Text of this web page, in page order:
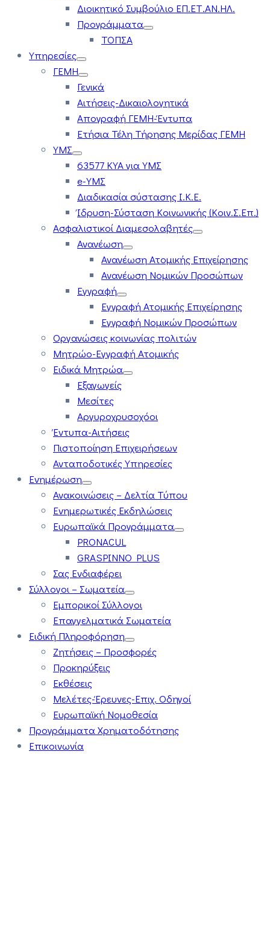
Διοικητικό Συμβούλιο ΕΠ.ΕΤ.ΑΝ.ΗΛ.
Προγράμματα
ΤΟΠΣΑ
Υπηρεσίες
ΓΕΜΗ
Γενικά
Αιτήσεις-Δικαιολογητικά
Απογραφή ΓΕΜΗ-Έντυπα
Ετήσια Τέλη Τήρησης Μερίδας ΓΕΜΗ
ΥΜΣ
63577 ΚΥΑ για ΥΜΣ
e-ΥΜΣ
Διαδικασία σύστασης Ι.Κ.Ε.
Ίδρυση-Σύσταση Κοινωνικής (Κοιν.Σ.Επ.)
Ασφαλιστικοί Διαμεσολαβητές
Ανανέωση
Ανανέωση Ατομικής Επιχείρησης
Ανανέωση Νομικών Προσώπων
Εγγραφή
Εγγραφή Ατομικής Επιχείρησης
Εγγραφή Νομικών Προσώπων
Οργανώσεις κοινωνίας πολιτών
Μητρώο-Εγγραφή Ατομικής
Ειδικά Μητρώα
Εξαγωγείς
Μεσίτες
Αργυροχρυσοχόοι
Έντυπα-Αιτήσεις
Πιστοποίηση Επιχειρήσεων
Ανταποδοτικές Υπηρεσίες
Ενημέρωση
Ανακοινώσεις – Δελτία Τύπου
Ενημερωτικές Εκδηλώσεις
Ευρωπαϊκά Προγράμματα
PRONACUL
GRASPINNO PLUS
Σας Ενδιαφέρει
Σύλλογοι – Σωματεία
Εμπορικοί Σύλλογοι
Επαγγελματικά Σωματεία
Ειδική Πληροφόρηση
Ζητήσεις – Προσφορές
Προκηρύξεις
Εκθέσεις
Μελέτες-Έρευνες-Επιχ. Οδηγοί
Ευρωπαϊκή Νομοθεσία
Προγράμματα Χρηματοδότησης
Επικοινωνία